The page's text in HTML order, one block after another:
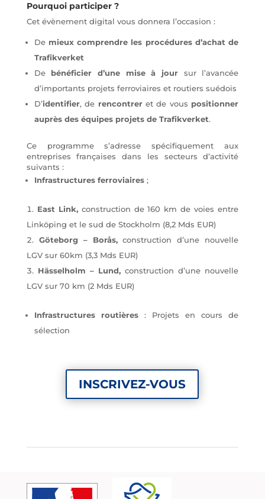
Pourquoi participer ?
Cet évènement digital vous donnera l’occasion :
De mieux comprendre les procédures d’achat de
Trafikverket
De bénéficier d’une mise à joursur l’avancée
d’importants projets ferroviaires et routiers suédois
D’identifier, de rencontreret de vous positionner
auprès des équipes projets de Trafikverket.
Ce programme s’adresse spécifiquement aux
entreprises françaises dans les secteurs d’activité
suivants :
Infrastructures ferroviaires;
East Link, construction de 160 km de voies entre
Linköping et le sud de Stockholm (8,2 Mds EUR)
Göteborg – Borås,construction d’une nouvelle
LGV sur 60km (3,3 Mds EUR)
Hässelholm – Lund,construction d’une nouvelle
LGV sur 70 km (2 Mds EUR)
Infrastructures routières: Projets en cours de
sélection
INSCRIVEZ-VOUS